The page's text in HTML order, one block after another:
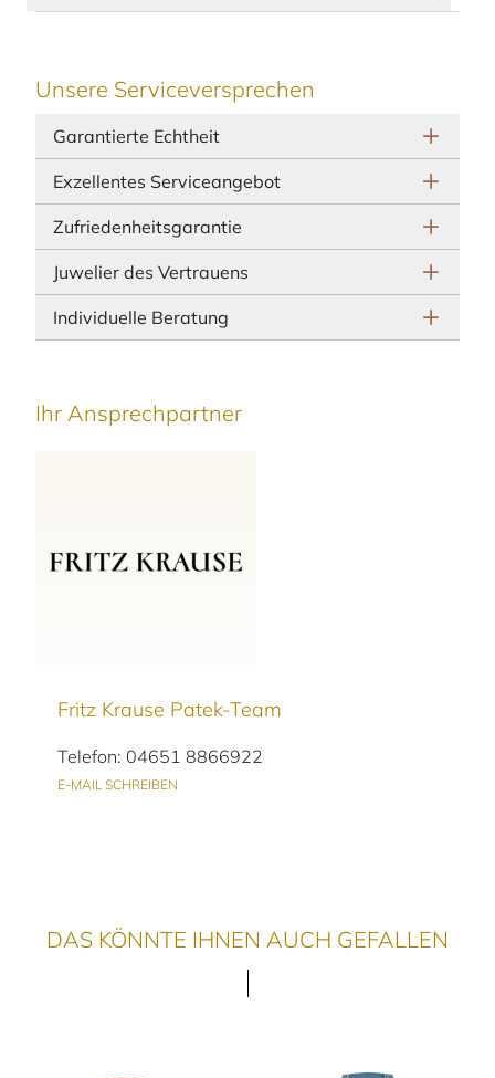
Ihr Ansprechpartner
Fritz Krause Patek-Team
Telefon: 04651 8866922
E-MAIL SCHREIBEN
Unsere Serviceversprechen
Garantierte Echtheit
Exzellentes Serviceangebot
Zufriedenheitsgarantie
Juwelier des Vertrauens
Individuelle Beratung
DAS KÖNNTE IHNEN AUCH GEFALLEN